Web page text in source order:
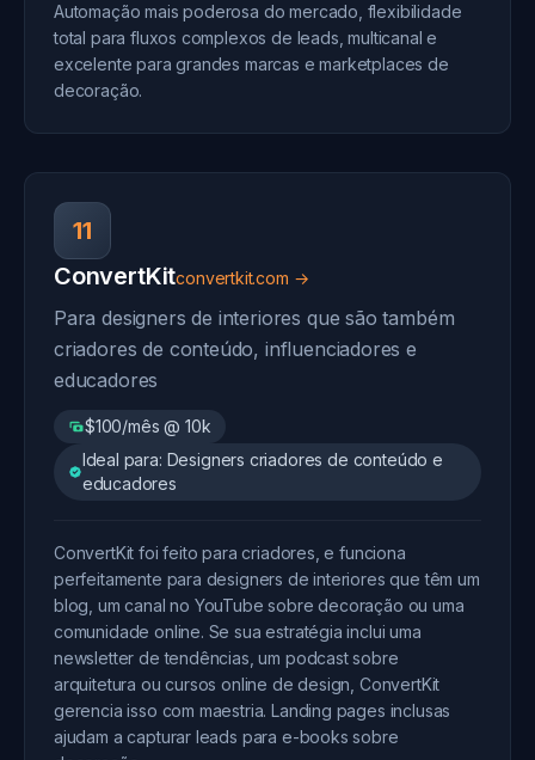
Automação mais poderosa do mercado, flexibilidade
total para fluxos complexos de leads, multicanal e
excelente para grandes marcas e marketplaces de
decoração.
11
ConvertKitconvertkit.com →
Para designers de interiores que são também
criadores de conteúdo, influenciadores e
educadores
$100/mês @ 10k
Ideal para: Designers criadores de conteúdo e
educadores
ConvertKit foi feito para criadores, e funciona
perfeitamente para designers de interiores que têm um
blog, um canal no YouTube sobre decoração ou uma
comunidade online. Se sua estratégia inclui uma
newsletter de tendências, um podcast sobre
arquitetura ou cursos online de design, ConvertKit
gerencia isso com maestria. Landing pages inclusas
ajudam a capturar leads para e-books sobre